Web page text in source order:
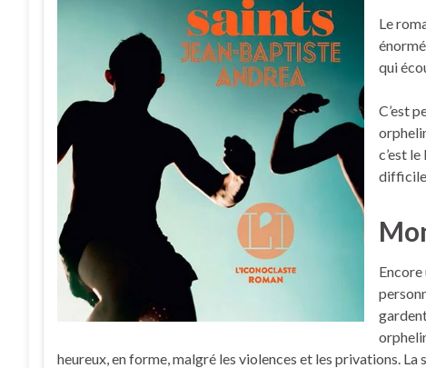
Le
qui
C’est
c’est
difficile
heureux, en forme, malgré les violences et les privations.